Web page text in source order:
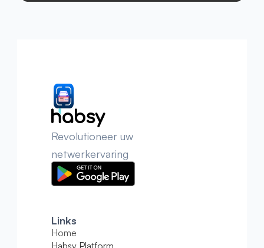
Revolutioneer uw
netwerkervaring
Links
Home
Habsy Platform